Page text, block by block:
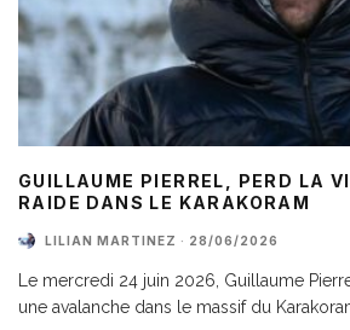
GUILLAUME PIERREL, PERD LA
RAIDE DANS LE KARAKORAM
LILIAN MARTINEZ · 28/06/2026
Le mercredi 24 juin 2026, Guillaume
une avalanche dans le massif du